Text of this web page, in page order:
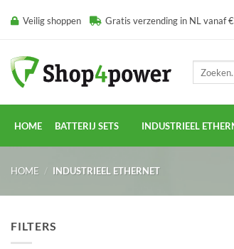
naar Veilig shoppen Gratis verzending in NL vanaf
HOME BATTERIJ SETS INDUSTRIEEL
HOME / INDUSTRIEEL ETHERNET
FILTERS